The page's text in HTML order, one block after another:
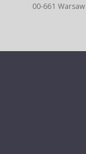
00-661 Warsaw